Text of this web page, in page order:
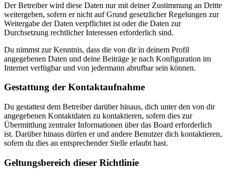
Der Betreiber wird diese Daten nur mit deiner Zustimmung an Dritte
weitergeben, sofern er nicht auf Grund gesetzlicher Regelungen zur
Weitergabe der Daten verpflichtet ist oder die Daten zur
Durchsetzung rechtlicher Interessen erforderlich sind.
Du nimmst zur Kenntnis, dass die von dir in deinem Profil
angegebenen Daten und deine Beiträge je nach Konfiguration im
Internet verfügbar und von jedermann abrufbar sein können.
Gestattung der Kontaktaufnahme
Du gestattest dem Betreiber darüber hinaus, dich unter den von dir
angegebenen Kontaktdaten zu kontaktieren, sofern dies zur
Übermittlung zentraler Informationen über das Board erforderlich
ist. Darüber hinaus dürfen er und andere Benutzer dich kontaktieren,
sofern du dies an entsprechender Stelle erlaubt hast.
Geltungsbereich dieser Richtlinie